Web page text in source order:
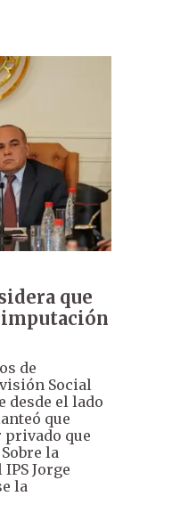
que
de
Social
desde el lado
que
privado que
la
Jorge
la